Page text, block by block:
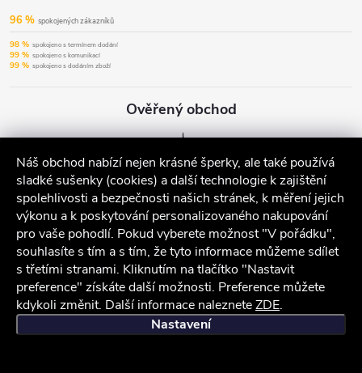
Náš obchod nabízí nejen krásné šperky, ale také používá
sladké sušenky (cookies) a další technologie k zajištění
spolehlivosti a bezpečnosti našich stránek, k měření jejich
výkonu a k poskytování personalizovaného nakupování
pro vaše pohodlí. Pokud vyberete možnost "V pořádku",
souhlasíte s tím a s tím, že tyto informace můžeme sdílet
s třetími stranami. Kliknutím na tlačítko "Nastavit
preference" získáte další možnosti. Preference můžete
kdykoli změnit. Další informace nalezneteZDE.
Nastavení
96 % spokojených zákazníků
98 % spokojeno s termínem dodání
99 % spokojeno s komunikací
99 % spokojeno s dodáním zboží
Ověřený obchod
iocel.cz Obchodní podmínky Ochrana osobních údajů